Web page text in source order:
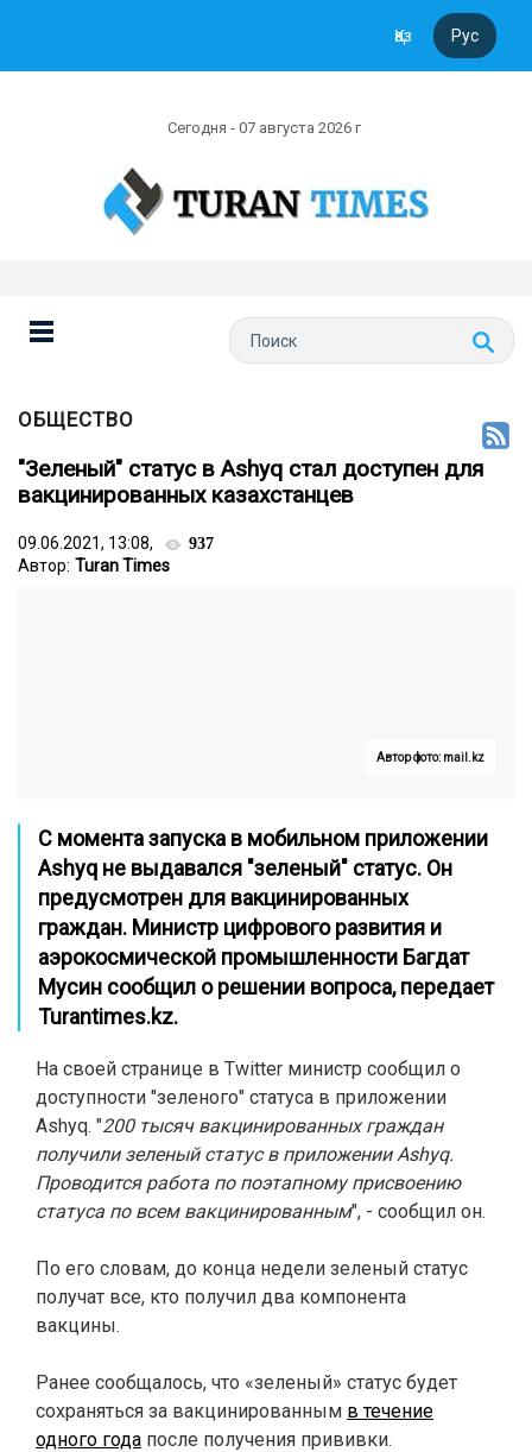
Қаз Рус
Сегодня - 07 августа 2026 г
ОБЩЕСТВО
"Зеленый" статус в Ashyq стал доступен для
вакцинированных казахстанцев
09.06.2021, 13:08, 937
Автор: Turan Times
Автор фото: mail.kz
С момента запуска в мобильном приложении
Ashyq не выдавался "зеленый" статус. Он
предусмотрен для вакцинированных
граждан. Министр цифрового развития и
аэрокосмической промышленности Багдат
Мусин сообщил о решении вопроса, передает
Turantimes.kz.
На своей странице в Twitter министр сообщил о
доступности "зеленого" статуса в приложении
Ashyq. "200 тысяч вакцинированных граждан
получили зеленый статус в приложении Ashyq.
Проводится работа по поэтапному присвоению
статуса по всем вакцинированным", - сообщил он.
По его словам, до конца недели зеленый статус
получат все, кто получил два компонента
вакцины.
Ранее сообщалось, что «зеленый» статус будет
сохраняться за вакцинированным в течение
одного года после получения прививки.